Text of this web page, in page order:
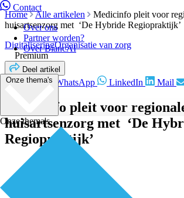
Contact
Over ons
Partner worden?
Over BiancAI
Onze thema's
Onze thema's
Home Alle artikelen
Medicinfo pleit voor
huisartsenzorg met ‘De Hybride Regiopraktijk’
DigitaliseringOrganisatie van zorg
Premium
Deel artikel
Facebook WhatsApp LinkedIn Mail
Medicinfo pleit voor
huisartsenzorg met ‘De
Regiopraktijk’